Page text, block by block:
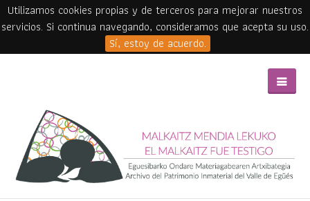
Utilizamos cookies propias y de terceros para mejorar nuestros
servicios. Si continua navegando, consideramos que acepta su uso.
Sí, estoy de acuerdo.